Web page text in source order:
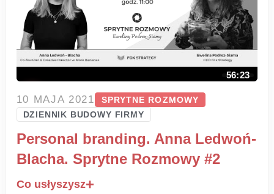
56:23
10 MAJA 2021
SPRYTNE ROZMOWY
DZIENNIK BUDOWY FIRMY
Personal branding. Anna Ledwoń-
Blacha. Sprytne Rozmowy #2
Co usłyszysz